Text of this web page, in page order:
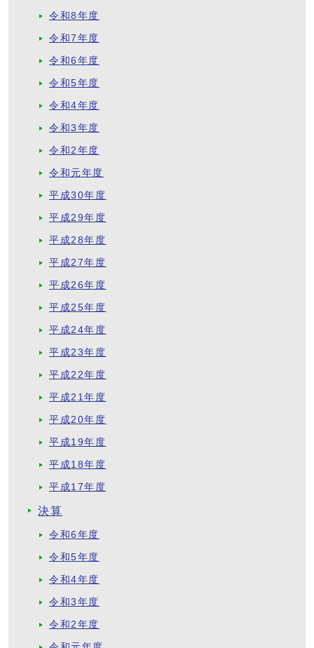
令和8年度
令和7年度
令和6年度
令和5年度
令和4年度
令和3年度
令和2年度
令和元年度
平成30年度
平成29年度
平成28年度
平成27年度
平成26年度
平成25年度
平成24年度
平成23年度
平成22年度
平成21年度
平成20年度
平成19年度
平成18年度
平成17年度
決算
令和6年度
令和5年度
令和4年度
令和3年度
令和2年度